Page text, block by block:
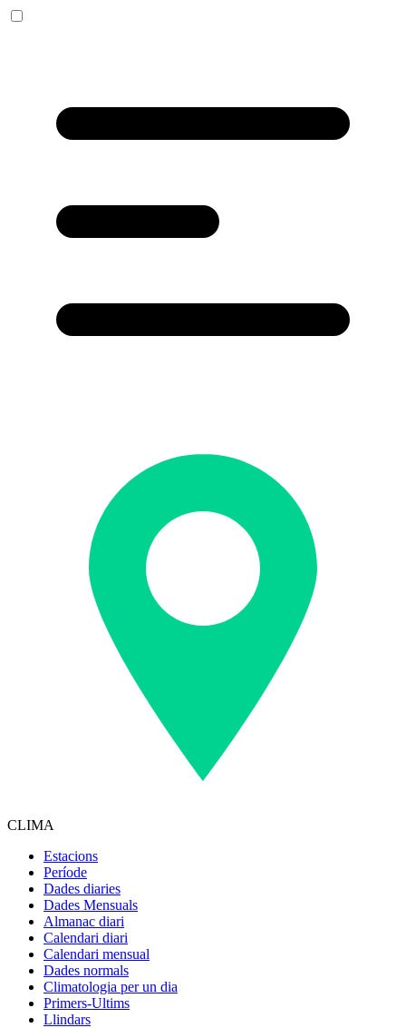
CLIMA
Estacions
Període
Dades diaries
Dades Mensuals
Almanac diari
Calendari diari
Calendari mensual
Dades normals
Climatologia per un dia
Primers-Ultims
Llindars